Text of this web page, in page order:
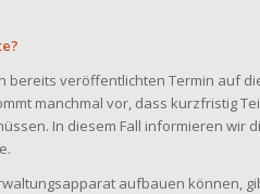
bereits veröffentlichten Termin auf
manchmal vor, dass kurzfristig
In diesem Fall informieren wir
aufbauen können,